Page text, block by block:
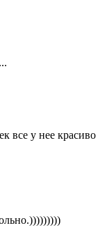
все у нее красиво